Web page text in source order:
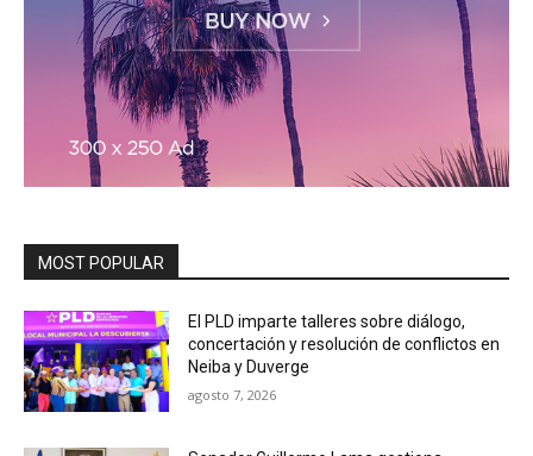
MOST POPULAR
El PLD imparte talleres sobre diálogo,
concertación y resolución de conflictos en
Neiba y Duverge
agosto 7, 2026